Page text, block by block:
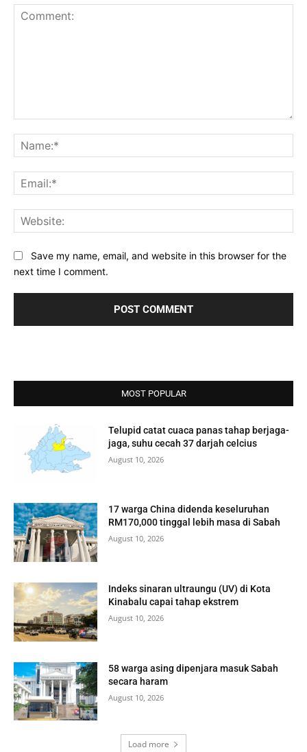
Save my name, email, and website in this browser for the
next time I comment.
MOST POPULAR
Telupid catat cuaca panas tahap berjaga-
jaga, suhu cecah 37 darjah celcius
August 10, 2026
17 warga China didenda keseluruhan
RM170,000 tinggal lebih masa di Sabah
August 10, 2026
Indeks sinaran ultraungu (UV) di Kota
Kinabalu capai tahap ekstrem
August 10, 2026
58 warga asing dipenjara masuk Sabah
secara haram
August 10, 2026
Load more